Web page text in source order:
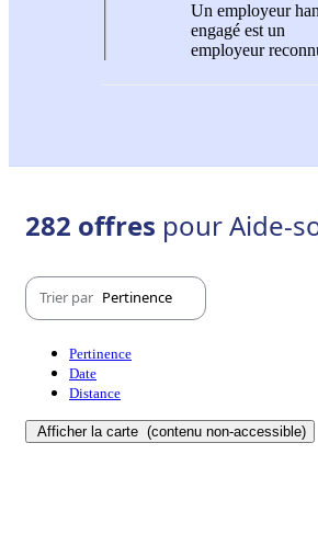
Un employeur
engagé est un
employeur
282 offres pour Aide-
Trier par Pertinence
Pertinence
Date
Distance
Afficher la carte (contenu non-accessible)